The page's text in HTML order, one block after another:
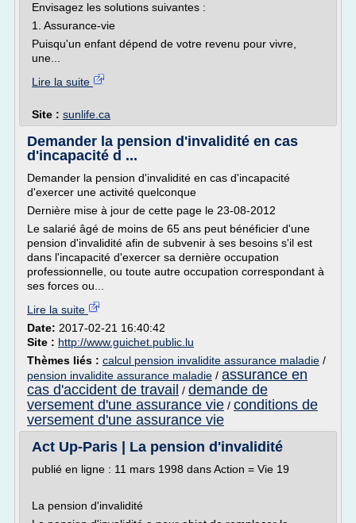
Envisagez les solutions suivantes :
1. Assurance-vie
Puisqu'un enfant dépend de votre revenu pour vivre,
une...
Lire la suite
Site : sunlife.ca
Demander la pension d'invalidité en cas
d'incapacité d ...
Demander la pension d'invalidité en cas d'incapacité
d'exercer une activité quelconque
Dernière mise à jour de cette page le 23-08-2012
Le salarié âgé de moins de 65 ans peut bénéficier d'une
pension d'invalidité afin de subvenir à ses besoins s'il est
dans l'incapacité d'exercer sa dernière occupation
professionnelle, ou toute autre occupation correspondant à
ses forces ou...
Lire la suite
Date: 2017-02-21 16:40:42
Site : http://www.guichet.public.lu
Thèmes liés : calcul pension invalidite assurance maladie /
pension invalidite assurance maladie / assurance en
cas d'accident de travail / demande de
versement d'une assurance vie / conditions de
versement d'une assurance vie
Act Up-Paris | La pension d'invalidité
publié en ligne : 11 mars 1998 dans Action = Vie 19
La pension d'invalidité